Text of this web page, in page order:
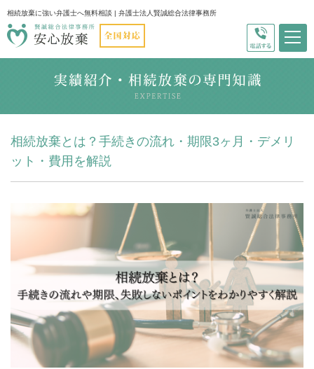
相続放棄に強い弁護士へ無料相談 | 弁護士法人賢誠総合法律事務所
相続放棄とは？手続きの流れ・期限3ヶ月・デメリ
ット・費用を解説